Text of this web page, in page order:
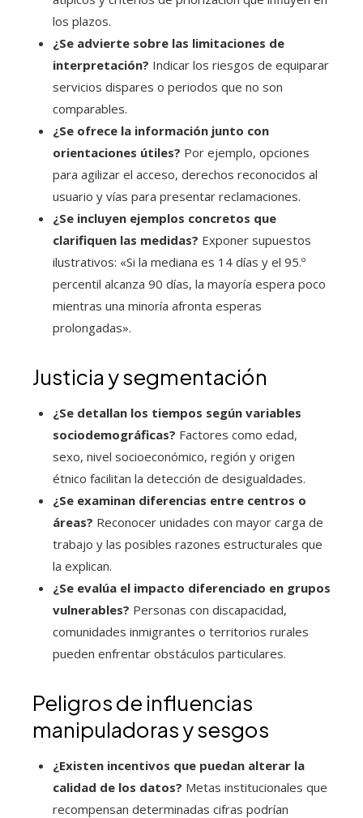
los plazos.
¿Se advierte sobre las limitaciones de
interpretación? Indicar los riesgos de equiparar
servicios dispares o periodos que no son
comparables.
¿Se ofrece la información junto con
orientaciones útiles? Por ejemplo, opciones
para agilizar el acceso, derechos reconocidos al
usuario y vías para presentar reclamaciones.
¿Se incluyen ejemplos concretos que
clarifiquen las medidas? Exponer supuestos
ilustrativos: «Si la mediana es 14 días y el 95.º
percentil alcanza 90 días, la mayoría espera poco
mientras una minoría afronta esperas
prolongadas».
Justicia y segmentación
¿Se detallan los tiempos según variables
sociodemográficas? Factores como edad,
sexo, nivel socioeconómico, región y origen
étnico facilitan la detección de desigualdades.
¿Se examinan diferencias entre centros o
áreas? Reconocer unidades con mayor carga de
trabajo y las posibles razones estructurales que
la explican.
¿Se evalúa el impacto diferenciado en grupos
vulnerables? Personas con discapacidad,
comunidades inmigrantes o territorios rurales
pueden enfrentar obstáculos particulares.
Peligros de influencias
manipuladoras y sesgos
¿Existen incentivos que puedan alterar la
calidad de los datos? Metas institucionales que
recompensan determinadas cifras podrían